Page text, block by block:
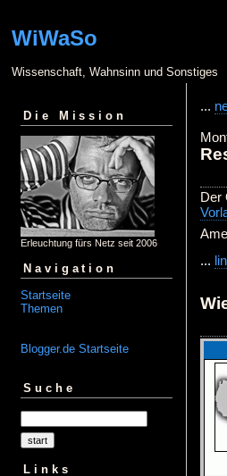
WiWaSo
Wissenschaft, Wahnsinn und Sonstiges
Die Mission
Erleuchtung fürs Netz seit 2006
Navigation
Startseite
Themen
Blogger.de Startseite
Suche
Links
...
Der
...